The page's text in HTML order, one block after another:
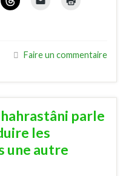
Faire un commentaire
parle
les
une autre